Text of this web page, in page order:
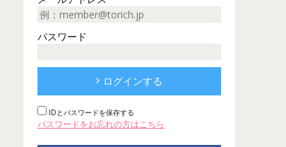
パスワード
ログインする
IDとパスワードを保存する
パスワードをお忘れの方はこちら